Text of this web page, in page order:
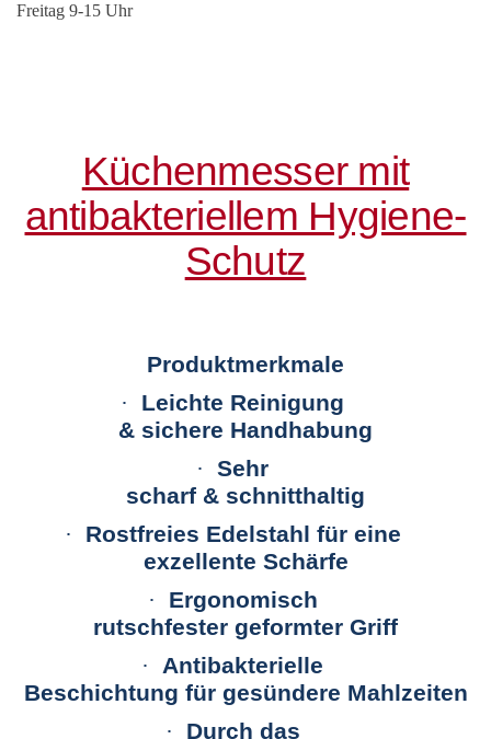
Freitag 9-15 Uhr
Küchenmesser mit
antibakteriellem Hygiene-
Schutz
Produktmerkmale
·
Leichte Reinigung
& sichere Handhabung
· Sehr
scharf & schnitthaltig
·
Rostfreies Edelstahl für eine
exzellente Schärfe
·
Ergonomisch
rutschfester geformter Griff
· Antibakterielle
Beschichtung für gesündere Mahlzeiten
·
Durch das